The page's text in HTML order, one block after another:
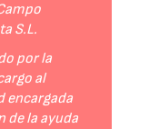
S.L.
por la
al
encargada
de la ayuda